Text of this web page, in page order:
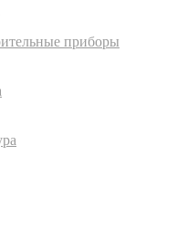
приборы